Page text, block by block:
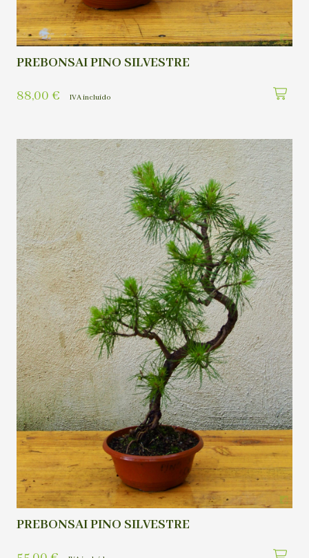
PREBONSAI PINO SILVESTRE
88,00 € IVA incluído
PREBONSAI PINO SILVESTRE